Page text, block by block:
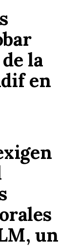
la
en
un